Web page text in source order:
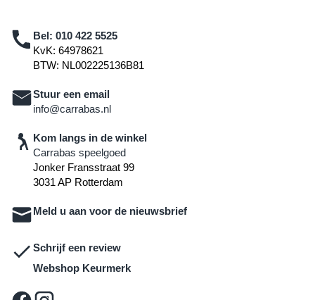
Bel: 010 422 5525
KvK: 64978621
BTW: NL002225136B81
Stuur een email
info@carrabas.nl
Kom langs in de winkel
Carrabas speelgoed
Jonker Fransstraat 99
3031 AP Rotterdam
Meld u aan voor de nieuwsbrief
Schrijf een review
Webshop Keurmerk